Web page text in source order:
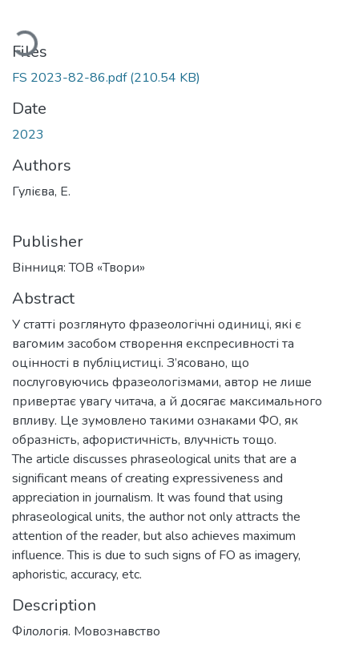
Loading...
Files
FS 2023-82-86.pdf(210.54 KB)
Date
2023
Authors
Гулієва, Е.
Publisher
Вінниця: ТОВ «Твори»
Abstract
У статті розглянуто фразеологічні одиниці, які є
вагомим засобом створення експресивності та
оцінності в публіцистиці. З’ясовано, що
послуговуючись фразеологізмами, автор не лише
привертає увагу читача, а й досягає максимального
впливу. Це зумовлено такими ознаками ФО, як
образність, афористичність, влучність тощо.
The article discusses phraseological units that are a
significant means of creating expressiveness and
appreciation in journalism. It was found that using
phraseological units, the author not only attracts the
attention of the reader, but also achieves maximum
influence. This is due to such signs of FO as imagery,
aphoristic, accuracy, etc.
Description
Філологія. Мовознавство